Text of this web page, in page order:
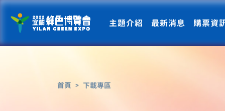
主題介紹 最新消息 購票資
首頁 下載專區